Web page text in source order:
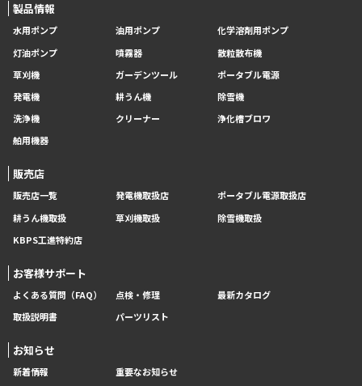
製品情報
水用ポンプ 油用ポンプ
化学溶剤用ポンプ
灯油ポンプ
噴霧器
散粒散布機
草刈機
ガーデンツール
ポータブル電源
発電機
耕うん機
除雪機
洗浄機
クリーナー
浄化槽ブロワ
舶用機器
販売店
販売店一覧 発電機取扱店
ポータブル電源取扱店
耕うん機取扱
草刈機取扱
除雪機取扱
KBPS工進特約店
お客様サポート
よくある質問（FAQ） 点検・修理
最新カタログ
取扱説明書
パーツリスト
お知らせ
新着情報 重要なお知らせ